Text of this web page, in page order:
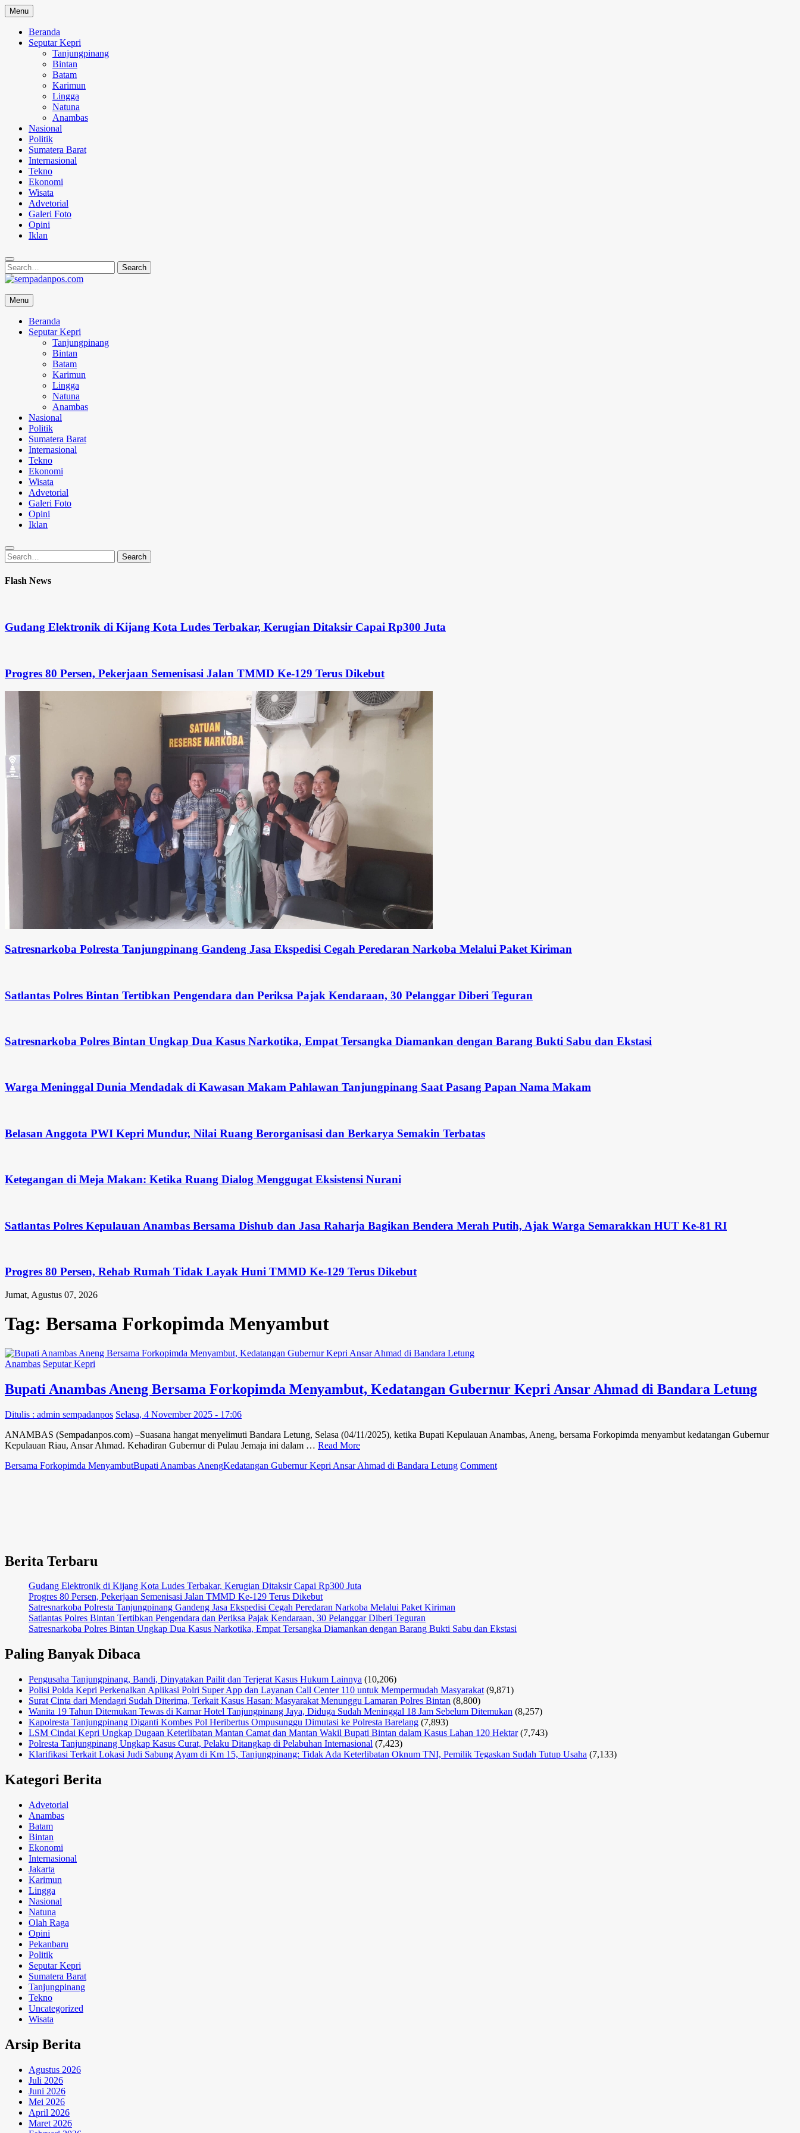
Skip
to
content
Menu
Beranda
Seputar Kepri
Tanjungpinang
Bintan
Batam
Karimun
Lingga
Natuna
Anambas
Nasional
Politik
Sumatera Barat
Internasional
Tekno
Ekonomi
Wisata
Advetorial
Galeri Foto
Opini
Iklan
Search
for:
Search
sempadanpos.com
Menyampaikan Berita Dengan Analisa
Menu
Beranda
Seputar Kepri
Tanjungpinang
Bintan
Batam
Karimun
Lingga
Natuna
Anambas
Nasional
Politik
Sumatera Barat
Internasional
Tekno
Ekonomi
Wisata
Advetorial
Galeri Foto
Opini
Iklan
Search
for:
Search
Flash News
Gudang Elektronik di Kijang Kota Ludes Terbakar, Kerugian Ditaksir Capai Rp300 Juta
Progres 80 Persen, Pekerjaan Semenisasi Jalan TMMD Ke-129 Terus Dikebut
Satresnarkoba Polresta Tanjungpinang Gandeng Jasa Ekspedisi Cegah Peredaran Narkoba Melalui Paket Kiriman
Satlantas Polres Bintan Tertibkan Pengendara dan Periksa Pajak Kendaraan, 30 Pelanggar Diberi Teguran
Satresnarkoba Polres Bintan Ungkap Dua Kasus Narkotika, Empat Tersangka Diamankan dengan Barang Bukti Sabu dan Ekstasi
Warga Meninggal Dunia Mendadak di Kawasan Makam Pahlawan Tanjungpinang Saat Pasang Papan Nama Makam
Belasan Anggota PWI Kepri Mundur, Nilai Ruang Berorganisasi dan Berkarya Semakin Terbatas
Ketegangan di Meja Makan: Ketika Ruang Dialog Menggugat Eksistensi Nurani
Satlantas Polres Kepulauan Anambas Bersama Dishub dan Jasa Raharja Bagikan Bendera Merah Putih, Ajak Warga Semarakkan HUT Ke-81 RI
Progres 80 Persen, Rehab Rumah Tidak Layak Huni TMMD Ke-129 Terus Dikebut
Jumat, Agustus 07, 2026
Tag: Bersama Forkopimda Menyambut
Anambas Seputar Kepri
Bupati Anambas Aneng Bersama Forkopimda Menyambut, Kedatangan Gubernur Kepri Ansar Ahmad di Bandara Letung
Ditulis : admin sempadanpos Selasa, 4 November 2025 - 17:06
ANAMBAS (Sempadanpos.com) –Suasana hangat menyelimuti Bandara Letung, Selasa (04/11/2025), ketika Bupati Kepulauan Anambas, Aneng, bersama Forkopimda menyambut kedatangan Gubernur
Kepulauan Riau, Ansar Ahmad. Kehadiran Gubernur di Pulau Jemaja ini dalam … Read More
Bersama Forkopimda MenyambutBupati Anambas AnengKedatangan Gubernur Kepri Ansar Ahmad di Bandara Letung Commenton
Berita Terbaru
Gudang Elektronik di Kijang Kota Ludes Terbakar, Kerugian Ditaksir Capai Rp300 Juta
Progres 80 Persen, Pekerjaan Semenisasi Jalan TMMD Ke-129 Terus Dikebut
Satresnarkoba Polresta Tanjungpinang Gandeng Jasa Ekspedisi Cegah Peredaran Narkoba Melalui Paket Kiriman
Satlantas Polres Bintan Tertibkan Pengendara dan Periksa Pajak Kendaraan, 30 Pelanggar Diberi Teguran
Satresnarkoba Polres Bintan Ungkap Dua Kasus Narkotika, Empat Tersangka Diamankan dengan Barang Bukti Sabu dan Ekstasi
Paling Banyak Dibaca
Pengusaha Tanjungpinang, Bandi, Dinyatakan Pailit dan Terjerat Kasus Hukum Lainnya (10,206)
Polisi Polda Kepri Perkenalkan Aplikasi Polri Super App dan Layanan Call Center 110 untuk Mempermudah Masyarakat (9,871)
Surat Cinta dari Mendagri Sudah Diterima, Terkait Kasus Hasan: Masyarakat Menunggu Lamaran Polres Bintan (8,800)
Wanita 19 Tahun Ditemukan Tewas di Kamar Hotel Tanjungpinang Jaya, Diduga Sudah Meninggal 18 Jam Sebelum Ditemukan (8,257)
Kapolresta Tanjungpinang Diganti Kombes Pol Heribertus Ompusunggu Dimutasi ke Polresta Barelang (7,893)
LSM Cindai Kepri Ungkap Dugaan Keterlibatan Mantan Camat dan Mantan Wakil Bupati Bintan dalam Kasus Lahan 120 Hektar (7,743)
Polresta Tanjungpinang Ungkap Kasus Curat, Pelaku Ditangkap di Pelabuhan Internasional (7,423)
Klarifikasi Terkait Lokasi Judi Sabung Ayam di Km 15, Tanjungpinang: Tidak Ada Keterlibatan Oknum TNI, Pemilik Tegaskan Sudah Tutup Usaha (7,133)
Kategori Berita
Advetorial
Anambas
Batam
Bintan
Ekonomi
Internasional
Jakarta
Karimun
Lingga
Nasional
Natuna
Olah Raga
Opini
Pekanbaru
Politik
Seputar Kepri
Sumatera Barat
Tanjungpinang
Tekno
Uncategorized
Wisata
Arsip Berita
Agustus 2026
Juli 2026
Juni 2026
Mei 2026
April 2026
Maret 2026